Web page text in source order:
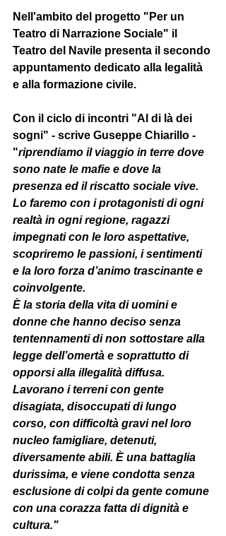
Nell'ambito del progetto "Per un
Teatro di Narrazione Sociale" il
Teatro del Navile presenta il secondo
appuntamento dedicato alla legalità
e alla formazione civile.
Con il ciclo di incontri "Al di là dei
sogni" - scrive Guseppe Chiarillo -
"riprendiamo il viaggio in terre dove
sono nate le mafie e dove la
presenza ed il riscatto sociale vive.
Lo faremo con i protagonisti di ogni
realtà in ogni regione, ragazzi
impegnati con le loro aspettative,
scopriremo le passioni, i sentimenti
e la loro forza d’animo trascinante e
coinvolgente.
È la storia della vita di uomini e
donne che hanno deciso senza
tentennamenti di non sottostare alla
legge dell’omertà e soprattutto di
opporsi alla illegalità diffusa.
Lavorano i terreni con gente
disagiata, disoccupati di lungo
corso, con difficoltà gravi nel loro
nucleo famigliare, detenuti,
diversamente abili. È una battaglia
durissima, e viene condotta senza
esclusione di colpi da gente comune
con una corazza fatta di dignità e
cultura."